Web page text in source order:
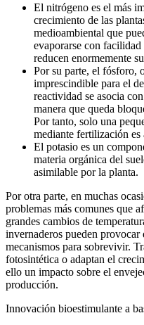
El nitrógeno es el más
crecimiento de las
medioambiental que
evaporarse con
reducen enormemente
Por su parte, el fósforo,
imprescindible para el
reactividad se asocia
manera que queda
Por tanto, solo una
mediante fertilización
El potasio es un
materia orgánica del
asimilable por la planta.
Por otra parte, en muchas
problemas más comunes que
grandes cambios de
invernaderos pueden provocar
mecanismos para sobrevivir.
fotosintética o adaptan el
ello un impacto sobre el
producción.
Innovación bioestimulante a